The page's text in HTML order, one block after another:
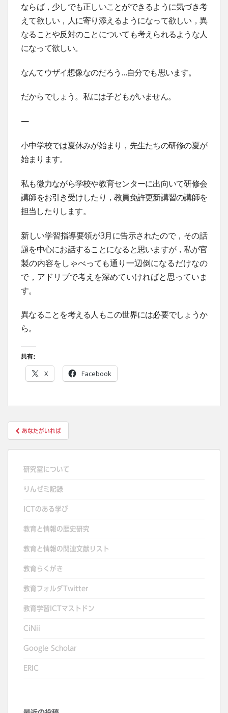
ならば，少しでも正しいことができるように気づき考
えて欲しい，人に寄り添えるようになって欲しい，異
なることや反対のことについても考えられるような人
になって欲しい。
なんてウザイ想像なのだろう…自分でも思います。
だからでしょう。私には子どもがいません。
—
小中学校では夏休みが始まり，先生たちの研修の夏が
始まります。
私も微力ながら学校や教育センターに出向いて研修会
講師をお引き受けしたり，教員免許更新講習の講師を
担当したりします。
新しい学習指導要領が3月に告示されたので，その話
題を中心にお話することになると思いますが，私が官
製の内容をしゃべっても通り一辺倒になるだけなの
で，アドリブで考えを深めていければと思っていま
す。
異なることを考える人もこの世界には必要でしょうか
ら。
共有:
X Facebook
投
稿
ナ
あなたがいれば
研究室について
りんゼミ記録
ICTのある学び
教育と情報の歴史研究
教育と情報の関連文献リスト
教育らくがき
教育フォルダTwitter
教育学習ICTマストドン
CiNii
Google Scholar
ERIC